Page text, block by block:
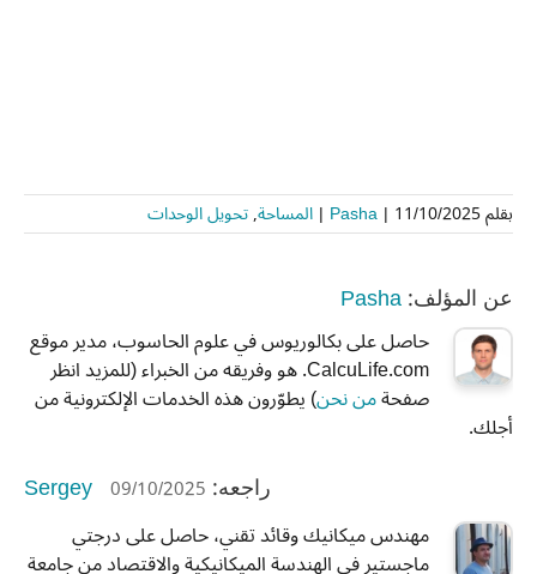
بقلم Pasha | 11/10/2025
| المساحة,تحويل الوحدات
عن المؤلف: Pasha
حاصل على بكالوريوس في علوم الحاسوب، مدير موقع
CalcuLife.com. هو وفريقه من الخبراء (للمزيد انظر
صفحةمن نحن) يطوّرون هذه الخدمات الإلكترونية من
أجلك.
راجعه: Sergey 09/10/2025
مهندس ميكانيك وقائد تقني، حاصل على درجتي
ماجستير في الهندسة الميكانيكية والاقتصاد من جامعة